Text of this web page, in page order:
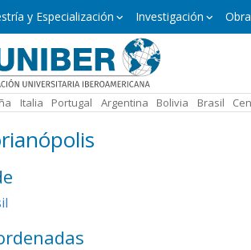
y Especialización Investigación
Italia Portugal Argentina Bolivia Brasil